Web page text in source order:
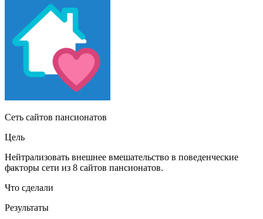
Сеть сайтов пансионатов
Цель
Нейтрализовать внешнее вмешательство в поведенческие
факторы сети из 8 сайтов пансионатов.
Что сделали
Результаты